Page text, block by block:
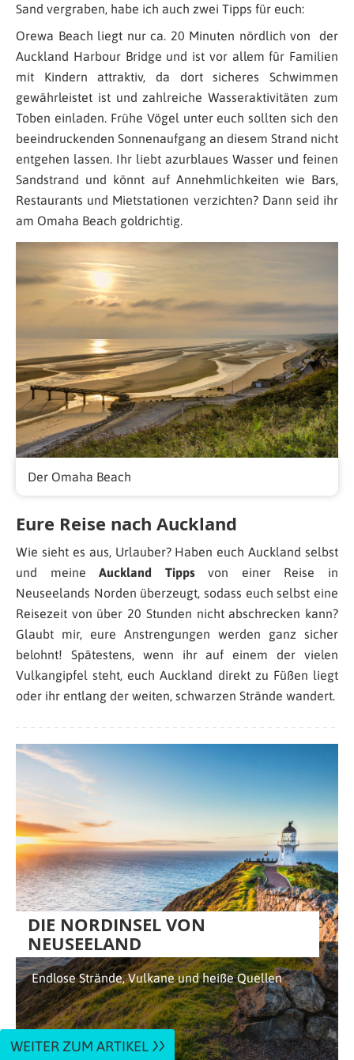
Sand vergraben, habe ich auch zwei Tipps für euch:
Orewa Beach liegt nur ca. 20 Minuten nördlich von der
Auckland Harbour Bridge und ist vor allem für Familien
mit Kindern attraktiv, da dort sicheres Schwimmen
gewährleistet ist und zahlreiche Wasseraktivitäten zum
Toben einladen. Frühe Vögel unter euch sollten sich den
beeindruckenden Sonnenaufgang an diesem Strand nicht
entgehen lassen. Ihr liebt azurblaues Wasser und feinen
Sandstrand und könnt auf Annehmlichkeiten wie Bars,
Restaurants und Mietstationen verzichten? Dann seid ihr
am Omaha Beach goldrichtig.
Der Omaha Beach
Eure Reise nach Auckland
Wie sieht es aus, Urlauber? Haben euch Auckland selbst
und meineAuckland Tippsvon einer Reise in
Neuseelands Norden überzeugt, sodass euch selbst eine
Reisezeit von über 20 Stunden nicht abschrecken kann?
Glaubt mir, eure Anstrengungen werden ganz sicher
belohnt! Spätestens, wenn ihr auf einem der vielen
Vulkangipfel steht, euch Auckland direkt zu Füßen liegt
oder ihr entlang der weiten, schwarzen Strände wandert.
DIE NORDINSEL VON
NEUSEELAND
Endlose Strände, Vulkane und heiße Quellen
WEITER ZUM ARTIKEL